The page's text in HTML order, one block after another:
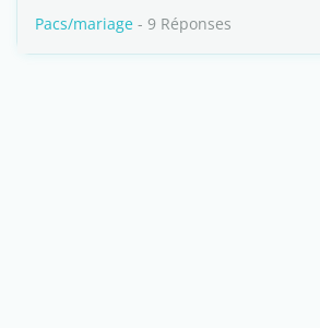
Pacs/mariage - 9 Réponses